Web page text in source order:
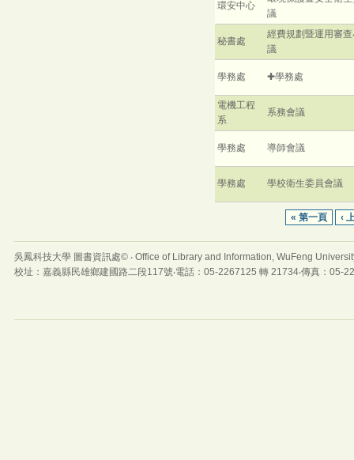
環安中心
議
秘書處
經費規劃暨運用審
議
學務處 ✚學務處
電機工程
系
系務會議
學務處 導師會議
學務處 學校衛生委員會議
« 第一頁 ‹
吳鳳科技大學 圖書資訊處© ‧ Office of Library and Information, WuFeng
校址：嘉義縣民雄鄉建國路二段117號‧電話：05-2267125 轉 21734‧傳真：05-